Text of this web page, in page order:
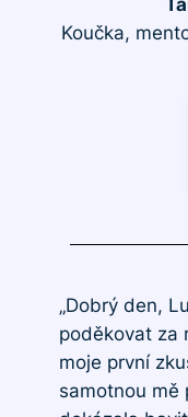
Koučka,
„Dobrý den,
poděkovat za
moje první
samotnou mě